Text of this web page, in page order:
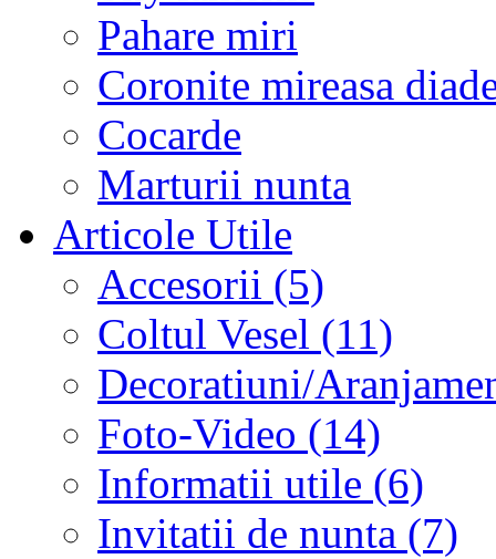
Pahare miri
Coronite mireasa
Cocarde
Marturii nunta
Articole Utile
Accesorii (5)
Coltul Vesel (11)
Decoratiuni/
Foto-Video (14)
Informatii utile (6)
Invitatii de nunta (7)